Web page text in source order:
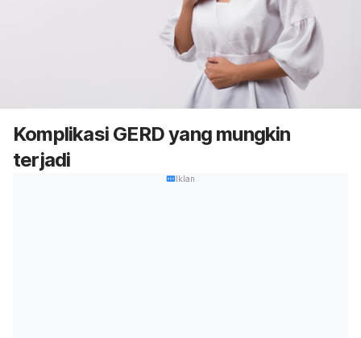
Komplikasi GERD yang mungkin
terjadi
Iklan